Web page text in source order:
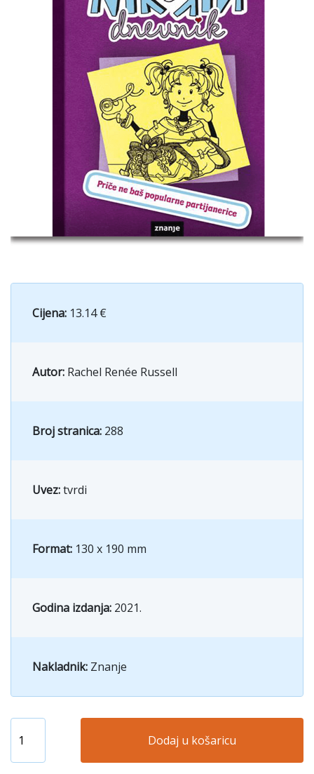
Cijena: 13.14 €
Autor: Rachel Renée Russell
Broj stranica: 288
Uvez:tvrdi
Format: 130 x 190 mm
Godina izdanja: 2021.
Nakladnik: Znanje
Dodaj u košaricu